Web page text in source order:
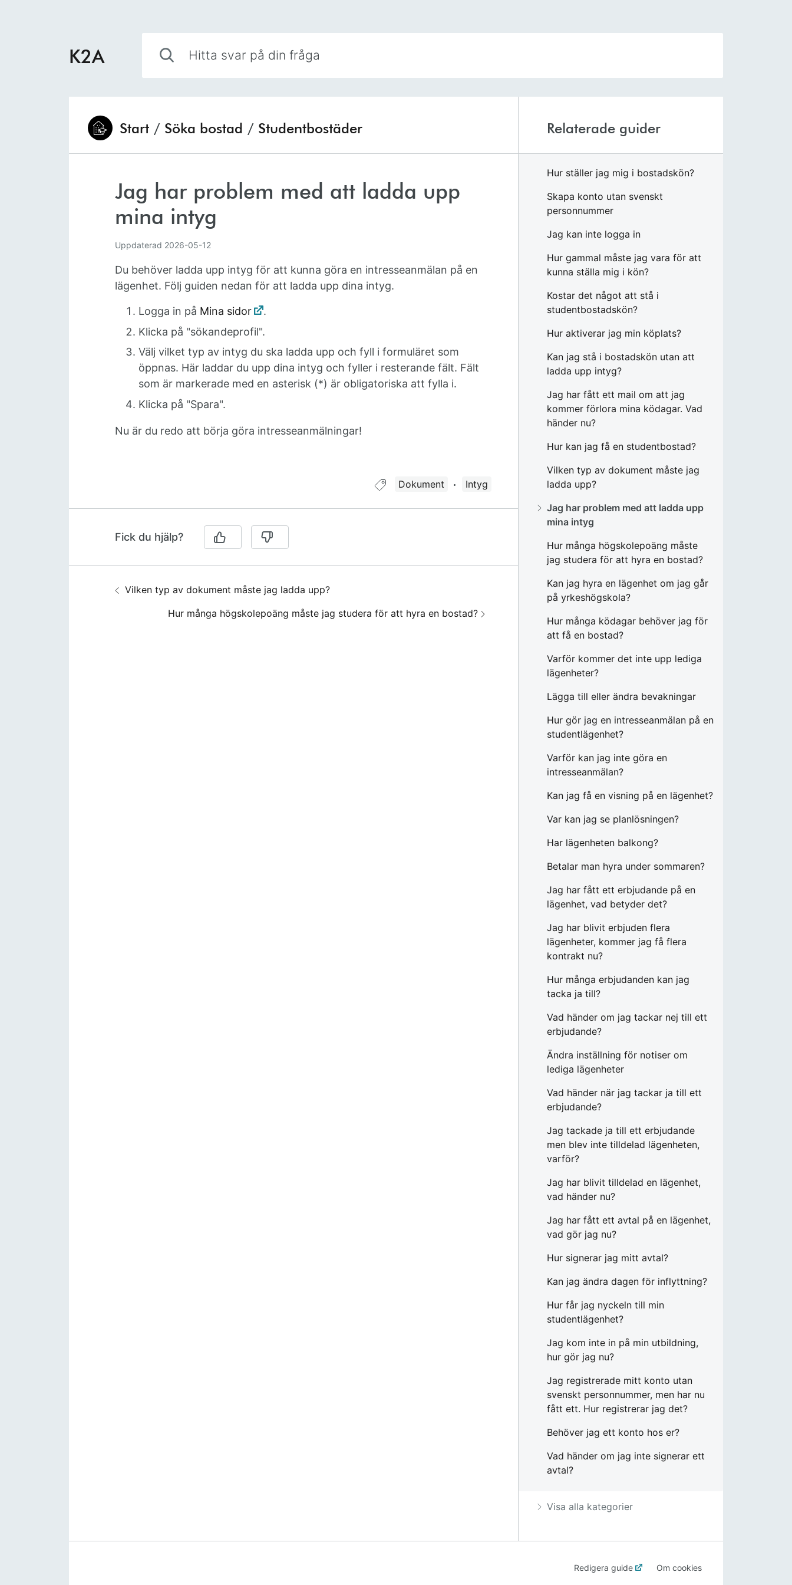
K2A
Du är här:Start / Söka bostad / Studentbostäder
Jag har problem med att ladda upp
mina intyg
Uppdaterad 2026-05-12
Du behöver ladda upp intyg för att kunna göra en intresseanmälan på en
lägenhet. Följ guiden nedan för att ladda upp dina intyg.
Logga in på Mina sidor
.
Klicka på "sökandeprofil".
Välj vilket typ av intyg du ska ladda upp och fyll i formuläret som
öppnas. Här laddar du upp dina intyg och fyller i resterande fält. Fält
som är markerade med en asterisk (*) är obligatoriska att fylla i.
Klicka på "Spara".
Nu är du redo att börja göra intresseanmälningar!
Guide taggad med:
Dokument Intyg
Fick du hjälp?
Guidenavigering
Föregående:
Vilken typ av dokument måste jag ladda upp?
Nästa:
Hur många högskolepoäng måste jag studera för att hyra en bostad?
Relaterade guider
Hur ställer jag mig i bostadskön?
Skapa konto utan svenskt
personnummer
Jag kan inte logga in
Hur gammal måste jag vara för att
kunna ställa mig i kön?
Kostar det något att stå i
studentbostadskön?
Hur aktiverar jag min köplats?
Kan jag stå i bostadskön utan att
ladda upp intyg?
Jag har fått ett mail om att jag
kommer förlora mina ködagar. Vad
händer nu?
Hur kan jag få en studentbostad?
Vilken typ av dokument måste jag
ladda upp?
Jag har problem med att ladda upp
mina intyg
Hur många högskolepoäng måste
jag studera för att hyra en bostad?
Kan jag hyra en lägenhet om jag går
på yrkeshögskola?
Hur många ködagar behöver jag för
att få en bostad?
Varför kommer det inte upp lediga
lägenheter?
Lägga till eller ändra bevakningar
Hur gör jag en intresseanmälan på en
studentlägenhet?
Varför kan jag inte göra en
intresseanmälan?
Kan jag få en visning på en lägenhet?
Var kan jag se planlösningen?
Har lägenheten balkong?
Betalar man hyra under sommaren?
Jag har fått ett erbjudande på en
lägenhet, vad betyder det?
Jag har blivit erbjuden flera
lägenheter, kommer jag få flera
kontrakt nu?
Hur många erbjudanden kan jag
tacka ja till?
Vad händer om jag tackar nej till ett
erbjudande?
Ändra inställning för notiser om
lediga lägenheter
Vad händer när jag tackar ja till ett
erbjudande?
Jag tackade ja till ett erbjudande
men blev inte tilldelad lägenheten,
varför?
Jag har blivit tilldelad en lägenhet,
vad händer nu?
Jag har fått ett avtal på en lägenhet,
vad gör jag nu?
Hur signerar jag mitt avtal?
Kan jag ändra dagen för inflyttning?
Hur får jag nyckeln till min
studentlägenhet?
Jag kom inte in på min utbildning,
hur gör jag nu?
Jag registrerade mitt konto utan
svenskt personnummer, men har nu
fått ett. Hur registrerar jag det?
Behöver jag ett konto hos er?
Vad händer om jag inte signerar ett
avtal?
Visa alla kategorier
Redigera guide Om cookies